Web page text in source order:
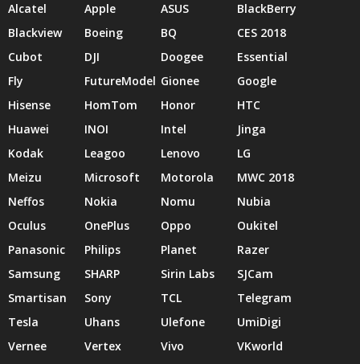
Alcatel
Apple ASUS
BlackBerry
Blackview
Boeing BQ
CES 2018
Cubot
DJI Doogee
Essential
Fly
FutureModel Gionee
Google
Hisense
HomTom Honor
HTC
Huawei
INOI Intel
Jinga
Kodak
Leagoo Lenovo
LG
Meizu
Microsoft Motorola
MWC 2018
Neffos
Nokia Nomu
Nubia
Oculus
OnePlus Oppo
Oukitel
Panasonic
Philips Planet
Razer
Samsung
SHARP Sirin Labs
SJCam
Smartisan
Sony TCL
Telegram
Tesla
Uhans Ulefone
UmiDigi
Vernee
Vertex Vivo
VKworld